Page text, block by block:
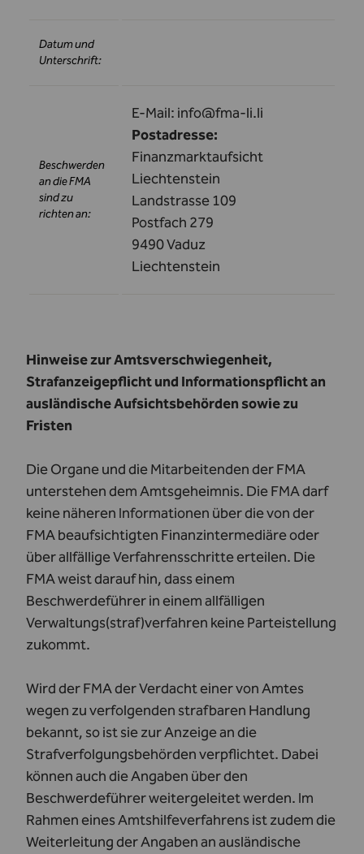
Datum und
Unterschrift:
Beschwerden
an die FMA
sind zu
richten an:
E-Mail: info@fma-li.li
Postadresse:
Finanzmarktaufsicht
Liechtenstein
Landstrasse 109
Postfach 279
9490 Vaduz
Liechtenstein
Hinweise zur Amtsverschwiegenheit,
Strafanzeigepflicht und Informationspflicht an
ausländische Aufsichtsbehörden sowie zu
Fristen
Die Organe und die Mitarbeitenden der FMA
unterstehen dem Amtsgeheimnis. Die FMA darf
keine näheren Informationen über die von der
FMA beaufsichtigten Finanzintermediäre oder
über allfällige Verfahrensschritte erteilen. Die
FMA weist darauf hin, dass einem
Beschwerdeführer in einem allfälligen
Verwaltungs(straf)verfahren keine Parteistellung
zukommt.
Wird der FMA der Verdacht einer von Amtes
wegen zu verfolgenden strafbaren Handlung
bekannt, so ist sie zur Anzeige an die
Strafverfolgungsbehörden verpflichtet. Dabei
können auch die Angaben über den
Beschwerdeführer weitergeleitet werden. Im
Rahmen eines Amtshilfeverfahrens ist zudem die
Weiterleitung der Angaben an ausländische